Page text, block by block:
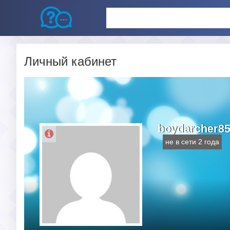
Личный кабинет
не в сети 2 года